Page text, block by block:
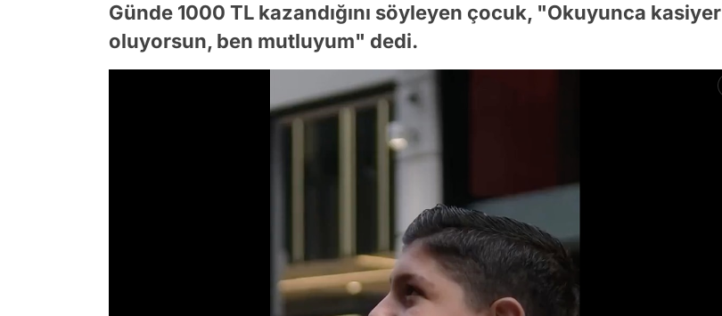
Günde 1000 TL kazandığını söyleyen çocuk, "Okuyunca kasiyer
oluyorsun, ben mutluyum" dedi.